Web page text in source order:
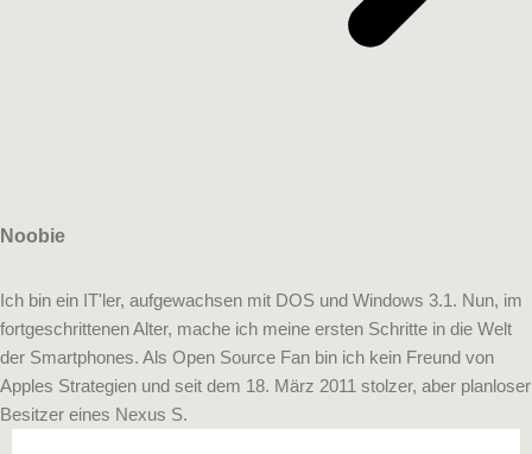
Noobie
Ich bin ein IT'ler, aufgewachsen mit DOS und Windows 3.1. Nun, im
fortgeschrittenen Alter, mache ich meine ersten Schritte in die Welt
der Smartphones. Als Open Source Fan bin ich kein Freund von
Apples Strategien und seit dem 18. März 2011 stolzer, aber planloser
Besitzer eines Nexus S.